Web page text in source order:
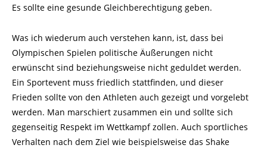
Es sollte eine gesunde Gleichberechtigung geben.
Was ich wiederum auch verstehen kann, ist, dass bei
Olympischen Spielen politische Äußerungen nicht
erwünscht sind beziehungsweise nicht geduldet werden.
Ein Sportevent muss friedlich stattfinden, und dieser
Frieden sollte von den Athleten auch gezeigt und vorgelebt
werden. Man marschiert zusammen ein und sollte sich
gegenseitig Respekt im Wettkampf zollen. Auch sportliches
Verhalten nach dem Ziel wie beispielsweise das Shake